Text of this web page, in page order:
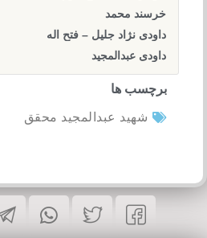
خرسند محمد
داودی نژاد جلیل – فتح اله
داودی عبدالمجید
برچسب ها
شهید عبدالمجید محقق